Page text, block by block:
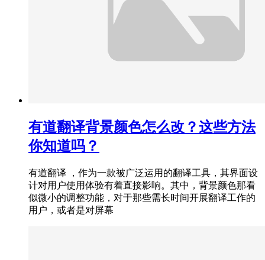
有道翻译背景颜色怎么改？这些方法
你知道吗？
有道翻译 ，作为一款被广泛运用的翻译工具，其界面设
计对用户使用体验有着直接影响。其中，背景颜色那看
似微小的调整功能，对于那些需长时间开展翻译工作的
用户，或者是对屏幕